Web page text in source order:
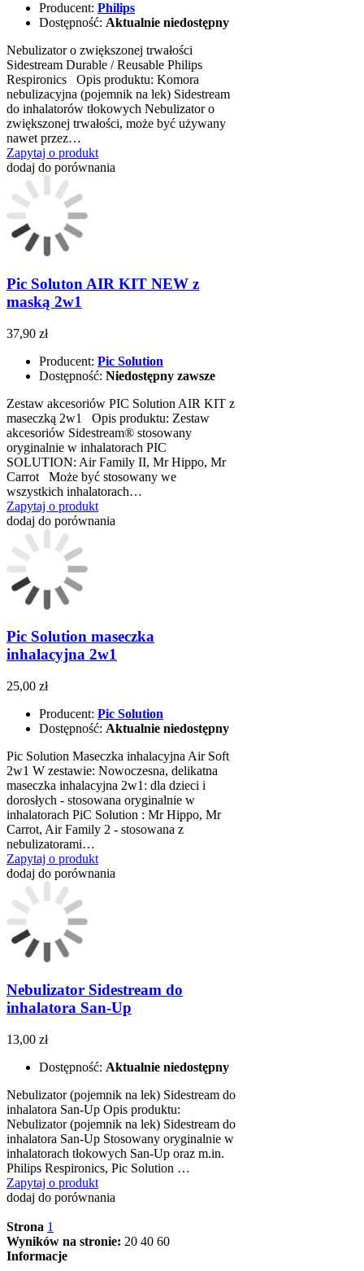
Producent: Philips
Dostępność: Aktualnie niedostępny
Nebulizator o zwiększonej trwałości
Sidestream Durable / Reusable Philips
Respironics Opis produktu: Komora
nebulizacyjna (pojemnik na lek) Sidestream
do inhalatorów tłokowych Nebulizator o
zwiększonej trwałości, może być używany
nawet przez…
Zapytaj o produkt
dodaj do porównania
Pic Soluton AIR KIT NEW z
maską 2w1
37,90 zł
Producent: Pic Solution
Dostępność: Niedostępny zawsze
Zestaw akcesoriów PIC Solution AIR KIT z
maseczką 2w1 Opis produktu: Zestaw
akcesoriów Sidestream® stosowany
oryginalnie w inhalatorach PIC
SOLUTION: Air Family II, Mr Hippo, Mr
Carrot Może być stosowany we
wszystkich inhalatorach…
Zapytaj o produkt
dodaj do porównania
Pic Solution maseczka
inhalacyjna 2w1
25,00 zł
Producent: Pic Solution
Dostępność: Aktualnie niedostępny
Pic Solution Maseczka inhalacyjna Air Soft
2w1 W zestawie: Nowoczesna, delikatna
maseczka inhalacyjna 2w1: dla dzieci i
dorosłych - stosowana oryginalnie w
inhalatorach PiC Solution : Mr Hippo, Mr
Carrot, Air Family 2 - stosowana z
nebulizatorami…
Zapytaj o produkt
dodaj do porównania
Nebulizator Sidestream do
inhalatora San-Up
13,00 zł
Dostępność: Aktualnie niedostępny
Nebulizator (pojemnik na lek) Sidestream do
inhalatora San-Up Opis produktu:
Nebulizator (pojemnik na lek) Sidestream do
inhalatora San-Up Stosowany oryginalnie w
inhalatorach tłokowych San-Up oraz m.in.
Philips Respironics, Pic Solution …
Zapytaj o produkt
dodaj do porównania
Strona 1
Wyników na stronie: 20 40 60
Informacje